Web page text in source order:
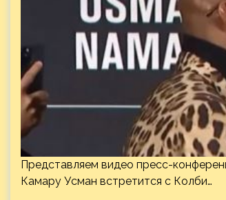
Представляем видео пресс-
Камару Усман встретится с Колби…